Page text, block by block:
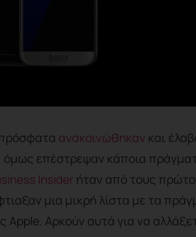
ανακοινώθηκαν και
όμως επέστρεψαν κάποια
Insider ήταν από τους
μια μικρή λίστα με τα
Apple. Αρκούν αυτά για να